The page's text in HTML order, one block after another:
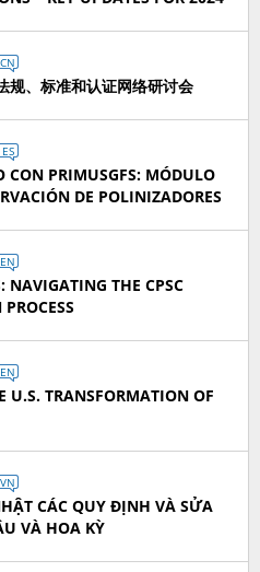
CN
规、标准和认证网络研讨会
ES
CON PRIMUSGFS: MÓDULO
DE POLINIZADORES
EN
NAVIGATING THE CPSC
EN
U.S. TRANSFORMATION OF
VN
CÁC QUY ĐỊNH VÀ SỬA
VÀ HOA KỲ